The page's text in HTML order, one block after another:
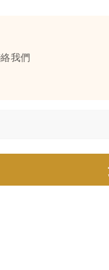
我們